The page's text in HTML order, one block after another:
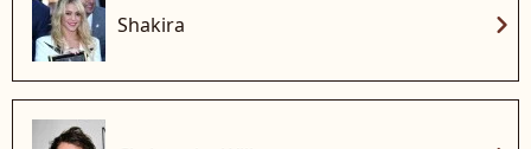
Shakira chevron_right